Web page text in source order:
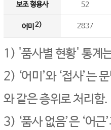
보조 형용사 52
어미 2) 2837
1) '품사별 현황' 통계
2) ‘어미’와 ‘접사’는
와 같은 층위로 처리함.
3) ‘품사 없음’은 ‘어